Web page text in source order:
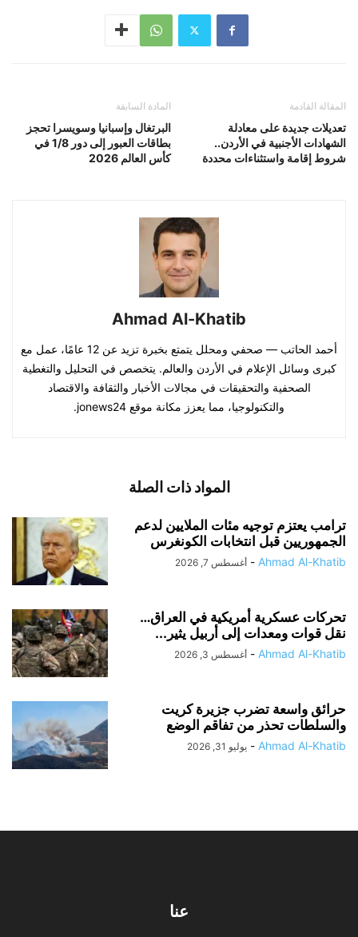
المادة السابقة
البرتغال وإسبانيا وسويسرا تحجز
بطاقات العبور إلى دور 1/8 في
كأس العالم 2026
المقالة القادمة
تعديلات جديدة على معادلة
الشهادات الأجنبية في الأردن..
شروط إقامة واستثناءات محددة
Ahmad Al-Khatib
أحمد الحاتب — صحفي ومحلل يتمتع بخبرة تزيد عن 12 عامًا، عمل مع
كبرى وسائل الإعلام في الأردن والعالم. يتخصص في التحليل والتغطية
الصحفية والتحقيقات في مجالات الأخبار والثقافة والاقتصاد
والتكنولوجيا، مما يعزز مكانة موقع jonews24.
المواد ذات الصلة
ترامب يعتزم توجيه مئات الملايين لدعم
الجمهوريين قبل انتخابات الكونغرس
Ahmad Al-Khatib
- أغسطس 7, 2026
تحركات عسكرية أمريكية في العراق…
نقل قوات ومعدات إلى أربيل يثير...
Ahmad Al-Khatib
- أغسطس 3, 2026
حرائق واسعة تضرب جزيرة كريت
والسلطات تحذر من تفاقم الوضع
Ahmad Al-Khatib
- يوليو 31, 2026
عنا